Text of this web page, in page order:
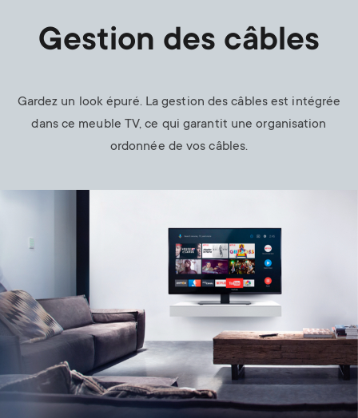
Gestion des câbles
Gardez un look épuré. La gestion des câbles est intégrée
dans ce meuble TV, ce qui garantit une organisation
ordonnée de vos câbles.